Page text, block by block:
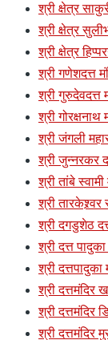
श्री क्षेत्र
श्री क्षेत्र
श्री क्षेत्र
श्री गणेशदत्त
श्री गुरुदेवदत्त
श्री गोरक्षनाथ
श्री जंगली
श्री जुन्नरकर
श्री तांबे
श्री तारकेश्र्वर
श्री दगडुशेठ
श्री दत्त
श्री दत्तपादुका
श्री दत्तमंदिर
श्री दत्तमंदिर
श्री दत्तमंदिर